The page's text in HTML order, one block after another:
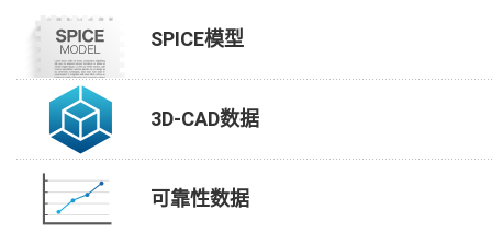
SPICE模型
3D-CAD数据
可靠性数据